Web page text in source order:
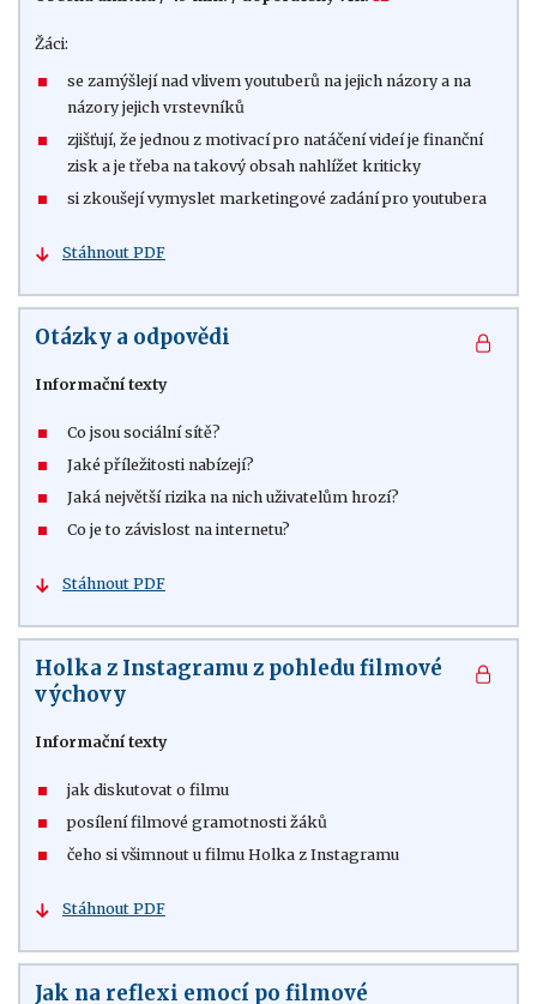
Žáci:
se zamýšlejí nad vlivem youtuberů na jejich názory a na
názory jejich vrstevníků
zjišťují, že jednou z motivací pro natáčení videí je finanční
zisk a je třeba na takový obsah nahlížet kriticky
si zkoušejí vymyslet marketingové zadání pro youtubera
Stáhnout PDF
Otázky a odpovědi
Informační texty
Co jsou sociální sítě?
Jaké příležitosti nabízejí?
Jaká největší rizika na nich uživatelům hrozí?
Co je to závislost na internetu?
Stáhnout PDF
Holka z Instagramu z pohledu filmové
výchovy
Informační texty
jak diskutovat o filmu
posílení filmové gramotnosti žáků
čeho si všimnout u filmu Holka z Instagramu
Stáhnout PDF
Jak na reflexi emocí po filmové